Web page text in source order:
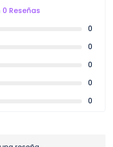
0 Reseñas
0
0
0
0
0